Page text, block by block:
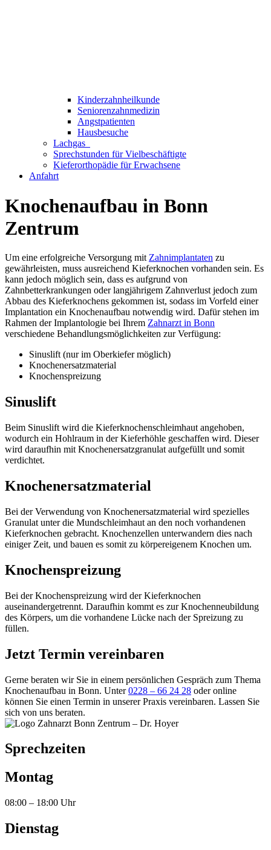
Kinderzahnheilkunde
Seniorenzahnmedizin
Angstpatienten
Hausbesuche
Lachgas
Sprechstunden für Vielbeschäftigte
Kieferorthopädie für Erwachsene
Anfahrt
Knochenaufbau in Bonn
Zentrum
Um eine erfolgreiche Versorgung mit Zahnimplantaten zu
gewährleisten, muss ausreichend Kieferknochen vorhanden sein. Es
kann jedoch möglich sein, dass es aufgrund von
Zahnbetterkrankungen oder langjährigem Zahnverlust jedoch zum
Abbau des Kieferknochens gekommen ist, sodass im Vorfeld einer
Implantation ein Knochenaufbau notwendig wird. Dafür stehen im
Rahmen der Implantologie bei Ihrem Zahnarzt in Bonn
verschiedene Behandlungsmöglichkeiten zur Verfügung:
Sinuslift (nur im Oberkiefer möglich)
Knochenersatzmaterial
Knochenspreizung
Sinuslift
Beim Sinuslift wird die Kieferknochenschleimhaut angehoben,
wodurch ein Hohlraum in der Kieferhöhle geschaffen wird. Dieser
wird daraufhin mit Knochenersatzgranulat aufgefüllt und somit
verdichtet.
Knochenersatzmaterial
Bei der Verwendung von Knochenersatzmaterial wird spezielles
Granulat unter die Mundschleimhaut an den noch vorhandenen
Kieferknochen gebracht. Knochenzellen unterwandern dies nach
einiger Zeit, und bauen es somit zu körpereigenem Knochen um.
Knochenspreizung
Bei der Knochenspreizung wird der Kieferknochen
auseinandergetrennt. Daraufhin kommt es zur Knochenneubildung
des Körpers, um die vorhandene Lücke nach der Spreizung zu
füllen.
Jetzt Termin vereinbaren
Gerne beraten wir Sie in einem persönlichen Gespräch zum Thema
Knochenaufbau in Bonn. Unter0228 – 66 24 28 oderonline
können Sie einen Termin in unserer Praxis vereinbaren. Lassen Sie
sich von uns beraten.
Sprechzeiten
Montag
08:00 – 18:00 Uhr
Dienstag